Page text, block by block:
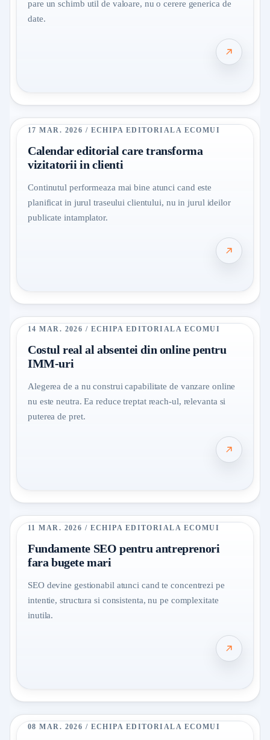
pare un schimb util de valoare, nu o cerere generica de
date.
17 MAR. 2026 / ECHIPA EDITORIALA ECOMUI
Calendar editorial care transforma
vizitatorii in clienti
Continutul performeaza mai bine atunci cand este
planificat in jurul traseului clientului, nu in jurul ideilor
publicate intamplator.
14 MAR. 2026 / ECHIPA EDITORIALA ECOMUI
Costul real al absentei din online pentru
IMM-uri
Alegerea de a nu construi capabilitate de vanzare online
nu este neutra. Ea reduce treptat reach-ul, relevanta si
puterea de pret.
11 MAR. 2026 / ECHIPA EDITORIALA ECOMUI
Fundamente SEO pentru antreprenori
fara bugete mari
SEO devine gestionabil atunci cand te concentrezi pe
intentie, structura si consistenta, nu pe complexitate
inutila.
08 MAR. 2026 / ECHIPA EDITORIALA ECOMUI